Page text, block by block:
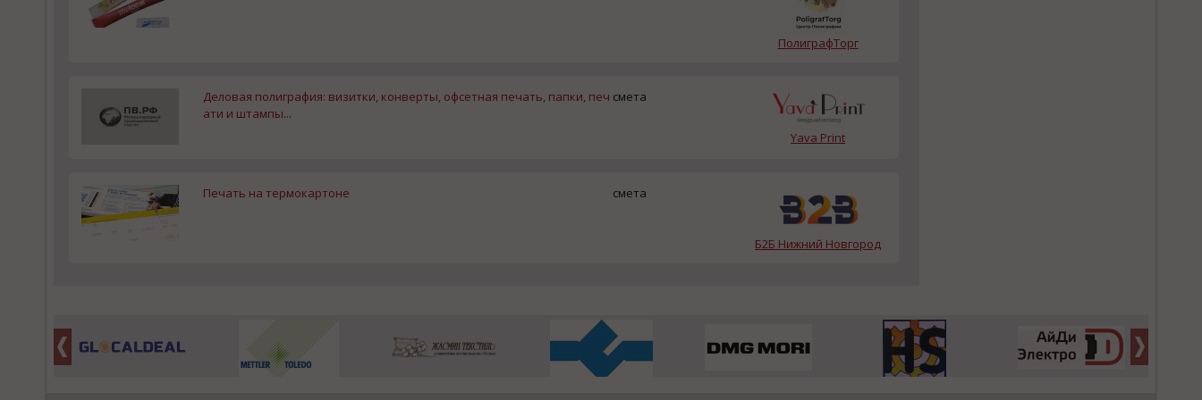
ПолиграфТорг
Деловая полиграфия: визитки, конверты, офсетная печать, папки, печ
ати и штампы...
смета
Yava Print
Печать на термокартоне смета
Б2Б Нижний Новгород